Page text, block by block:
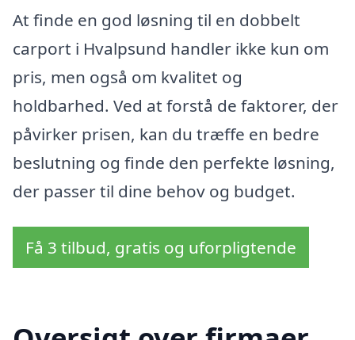
At finde en god løsning til en dobbelt
carport i Hvalpsund handler ikke kun om
pris, men også om kvalitet og
holdbarhed. Ved at forstå de faktorer, der
påvirker prisen, kan du træffe en bedre
beslutning og finde den perfekte løsning,
der passer til dine behov og budget.
Få 3 tilbud, gratis og uforpligtende